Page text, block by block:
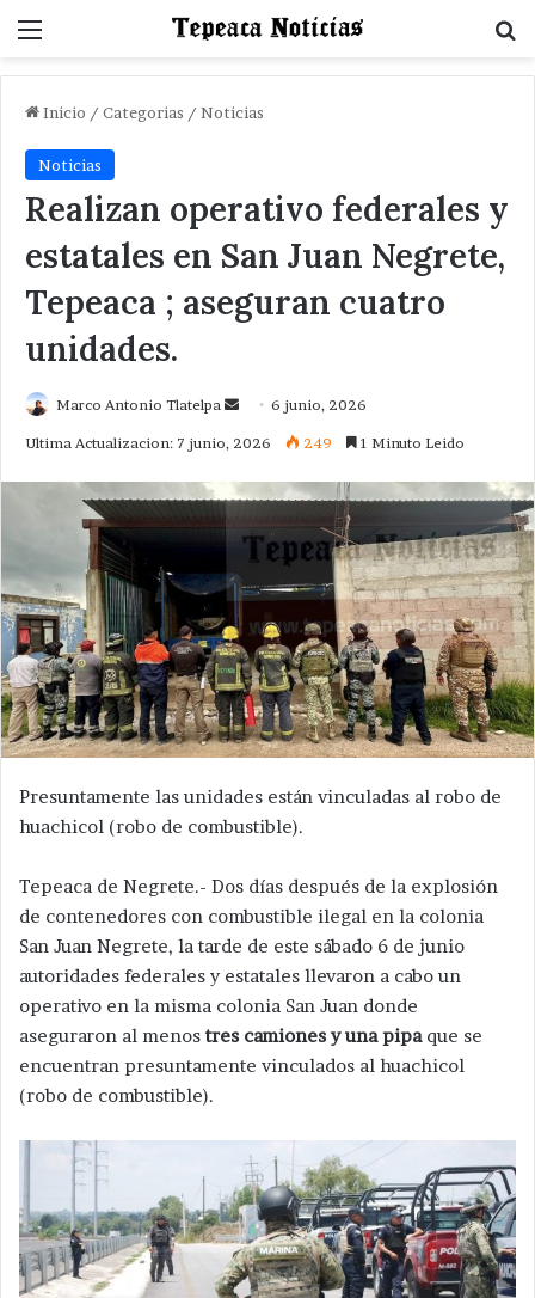
Menu
Inicio / Categorias / Noticias
Noticias
Realizan operativo federales y
estatales en San Juan Negrete,
Tepeaca ; aseguran cuatro
unidades.
Marco Antonio Tlatelpa
Send6 junio, 2026
Ultima Actualizacion: 7 junio, 2026 249 1 Minuto Leido
Presuntamente las unidades están vinculadas al robo de
huachicol (robo de combustible).
Tepeaca de Negrete.- Dos días después de la explosión
de contenedores con combustible ilegal en la colonia
San Juan Negrete, la tarde de este sábado 6 de junio
autoridades federales y estatales llevaron a cabo un
operativo en la misma colonia San Juan donde
aseguraron al menostres camiones y una pipaque se
encuentran presuntamente vinculados al huachicol
(robo de combustible).